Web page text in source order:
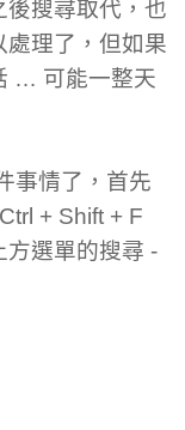
後搜尋取代，也
處理了，但如果
… 可能一整天
事情了，首先
+ Shift + F
方選單的搜尋 -